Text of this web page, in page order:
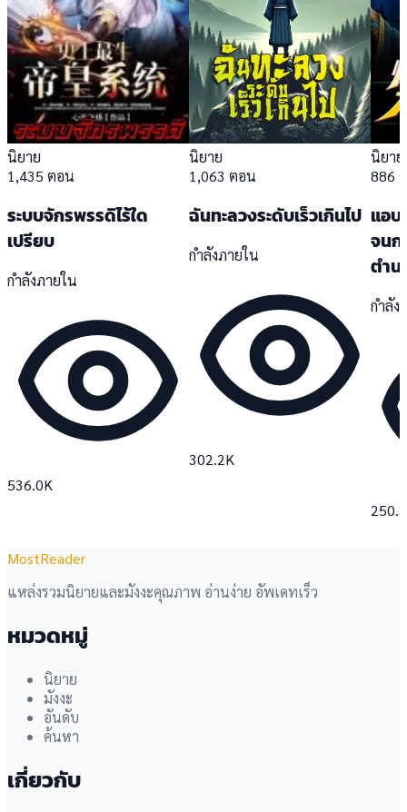
นิยาย
1,435 ตอน
ระบบจักรพรรดิไร้ใด
เปรียบ
กำลังภายใน
536.0K
นิยาย
1,063 ตอน
ฉันทะลวงระดับเร็วเกินไป
กำลังภายใน
302.2K
นิยาย
886
แอบ
จนก
ตำน
กำลัง
MostReader
แหล่งรวมนิยายและมังงะคุณภาพ อ่านง่าย อัพเดทเร็ว
หมวดหมู่
นิยาย
มังงะ
อันดับ
ค้นหา
เกี่ยวกับ